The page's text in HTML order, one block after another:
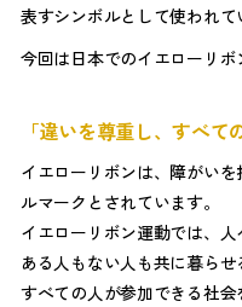
表すシンボルとして使われて
今回は日本でのイエローリボ
「違いを尊重し、すべて
イエローリボンは、障がい
ルマークとされています。
イエローリボン運動では、
ある人もない人も共に暮らせ
すべての人が参加できる社